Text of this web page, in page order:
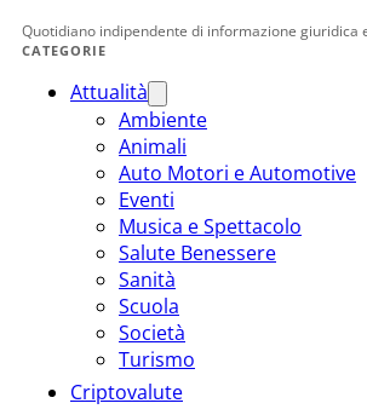
Quotidiano indipendente di informazione giuridica
CATEGORIE
Attualità
Ambiente
Animali
Auto Motori e Automotive
Eventi
Musica e Spettacolo
Salute Benessere
Sanità
Scuola
Società
Turismo
Criptovalute